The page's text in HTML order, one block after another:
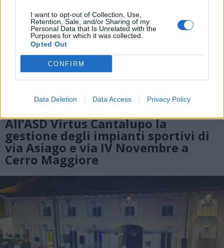
I want to opt-out of Collection, Use,
Retention, Sale, and/or Sharing of my
Personal Data that Is Unrelated with the
Purposes for which it was collected.
Opted Out
CONFIRM
Data Deletion Data Access Privacy Policy
All’ASD Virtus Cantalupo la
gestione degli impianti sportivi di
via Asiago e via IV Novembre a
Cerro Maggiore